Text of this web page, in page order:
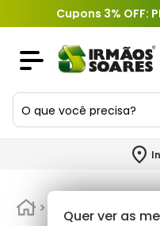
Cupons 3% OFF:
O que você precisa?
Quer ver as
TERMOS MAIS
2º